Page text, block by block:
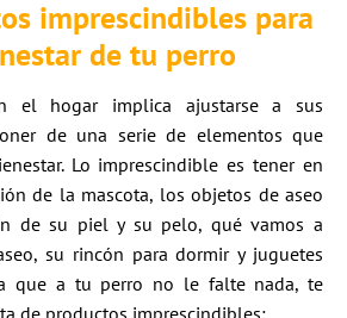
imprescindibles para
de tu perro
el hogar implica ajustarse a sus
de una serie de elementos que
Lo imprescindible es tener en
de la mascota, los objetos de aseo
de su piel y su pelo, qué vamos a
su rincón para dormir y juguetes
que a tu perro no le falte nada, te
de productos imprescindibles: